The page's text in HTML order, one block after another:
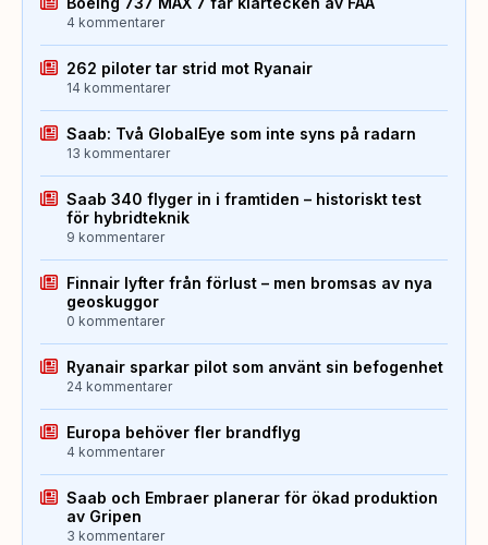
4 kommentarer
262 piloter tar strid mot Ryanair
14 kommentarer
Saab: Två GlobalEye som inte syns på radarn
13 kommentarer
Saab 340 flyger in i framtiden – historiskt test
för hybridteknik
9 kommentarer
Finnair lyfter från förlust – men bromsas av nya
geoskuggor
0 kommentarer
Ryanair sparkar pilot som använt sin befogenhet
24 kommentarer
Europa behöver fler brandflyg
4 kommentarer
Saab och Embraer planerar för ökad produktion
av Gripen
3 kommentarer